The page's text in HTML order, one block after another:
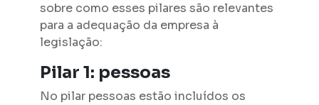
sobre como esses pilares são relevantes
para a adequação da empresa à
legislação:
Pilar 1: pessoas
No pilar pessoas estão incluídos os